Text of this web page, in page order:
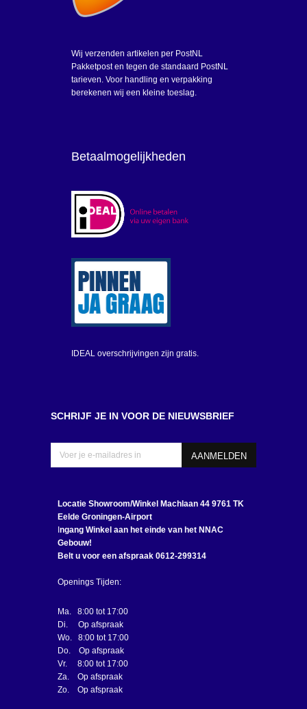
Wij verzenden artikelen per PostNL
Pakketpost en tegen de standaard PostNL
tarieven. Voor handling en verpakking
berekenen wij een kleine toeslag.
Betaalmogelijkheden
IDEAL overschrijvingen zijn gratis.
SCHRIJF JE IN VOOR DE NIEUWSBRIEF
Locatie Showroom/Winkel Machlaan 44 9761 TK
Eelde Groningen-Airport
ngang Winkel aan het einde van het NNAC
Gebouw!
Belt u voor een afspraak 0612-299314
Openings Tijden:
Ma. 8:00 tot 17:00
Di. Op afspraak
Wo. 8:00 tot 17:00
Do. Op afspraak
Vr. 8:00 tot 17:00
Za. Op afspraak
Zo. Op afspraak